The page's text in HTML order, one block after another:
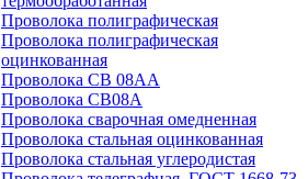
Проволока полиграфическая
Проволока полиграфическая
оцинкованная
Проволока СВ 08АА
Проволока СВ08А
Проволока сварочная омедненная
Проволока стальная оцинкованная
Проволока стальная углеродистая